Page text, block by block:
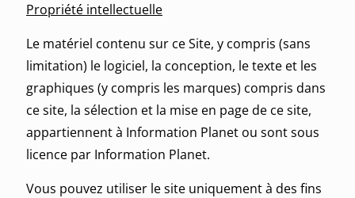
Propriété intellectuelle
Le matériel contenu sur ce Site, y compris (sans
limitation) le logiciel, la conception, le texte et les
graphiques (y compris les marques) compris dans
ce site, la sélection et la mise en page de ce site,
appartiennent à Information Planet ou sont sous
licence par Information Planet.
Vous pouvez utiliser le site uniquement à des fins